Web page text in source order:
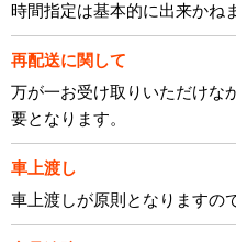
時間指定は基本的に出来かね
再配送に関して
万が一お受け取りいただけな
要となります。
車上渡し
車上渡しが原則となりますの